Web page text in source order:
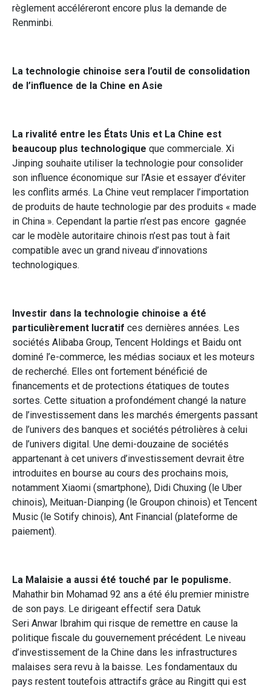
règlement accéléreront encore plus la demande de
Renminbi.
La technologie chinoise sera l’outil de consolidation
de l’influence de la Chine en Asie
La rivalité entre les États Unis et La Chine est
beaucoup plus technologique que commerciale. Xi
Jinping souhaite utiliser la technologie pour consolider
son influence économique sur l’Asie et essayer d’éviter
les conflits armés. La Chine veut remplacer l’importation
de produits de haute technologie par des produits « made
in China ». Cependant la partie n’est pas encore gagnée
car le modèle autoritaire chinois n’est pas tout à fait
compatible avec un grand niveau d’innovations
technologiques.
Investir dans la technologie chinoise a été
particulièrement lucratif ces dernières années. Les
sociétés Alibaba Group, Tencent Holdings et Baidu ont
dominé l’e-commerce, les médias sociaux et les moteurs
de recherché. Elles ont fortement bénéficié de
financements et de protections étatiques de toutes
sortes. Cette situation a profondément changé la nature
de l’investissement dans les marchés émergents passant
de l’univers des banques et sociétés pétrolières à celui
de l’univers digital. Une demi-douzaine de sociétés
appartenant à cet univers d’investissement devrait être
introduites en bourse au cours des prochains mois,
notamment Xiaomi (smartphone), Didi Chuxing (le Uber
chinois), Meituan-Dianping (le Groupon chinois) et Tencent
Music (le Sotify chinois), Ant Financial (plateforme de
paiement).
La Malaisie a aussi été touché par le populisme.
Mahathir bin Mohamad 92 ans a été élu premier ministre
de son pays. Le dirigeant effectif sera Datuk
Seri Anwar Ibrahim qui risque de remettre en cause la
politique fiscale du gouvernement précédent. Le niveau
d’investissement de la Chine dans les infrastructures
malaises sera revu à la baisse. Les fondamentaux du
pays restent toutefois attractifs grâce au Ringitt qui est